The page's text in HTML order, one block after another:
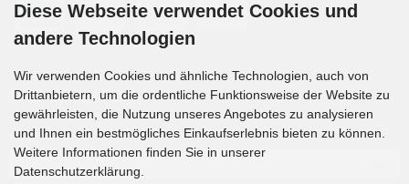
Newsletter-Anmeldung
E-Mail-Adresse:
Diese Webseite verwendet Cookies und
andere Technologien
Wir verwenden Cookies und ähnliche Technologien, auch von
Drittanbietern, um die ordentliche Funktionsweise der Website zu
gewährleisten, die Nutzung unseres Angebotes zu analysieren
und Ihnen ein bestmögliches Einkaufserlebnis bieten zu können.
Weitere Informationen finden Sie in unserer
Datenschutzerklärung.